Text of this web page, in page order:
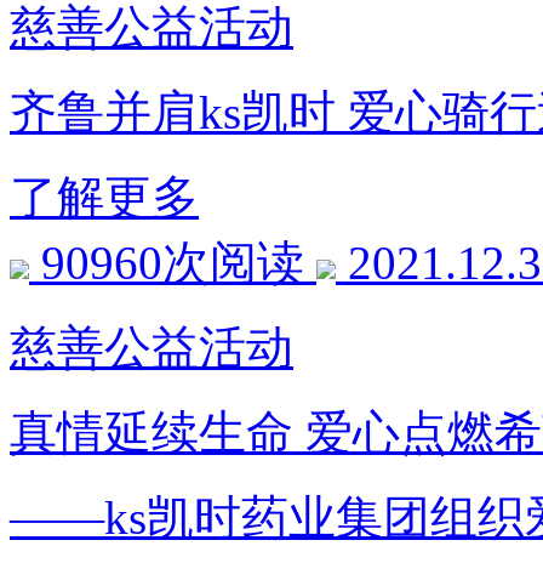
慈善公益活动
齐鲁并肩ks凯时 爱心骑
了解更多
90960次阅读
慈善公益活动
真情延续生命 爱心点燃
——ks凯时药业集团组织